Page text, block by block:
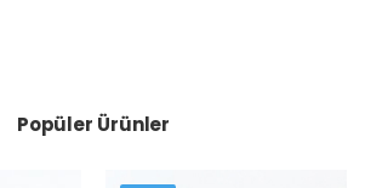
Popüler Ürünler